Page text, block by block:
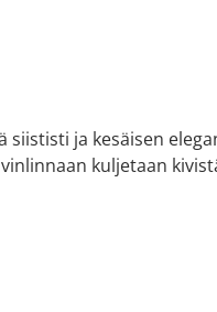
ja kesäisen
kuljetaan